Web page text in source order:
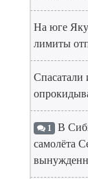
На юге
лимиты
1 В
самолёта